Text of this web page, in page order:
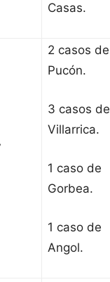
Casas.
2 casos de
Pucón.
3 casos de
Villarrica.
1 caso de
Gorbea.
1 caso de
Angol.